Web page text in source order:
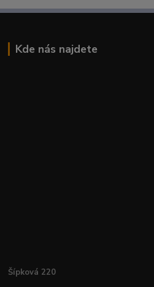
Kde nás najdete
Šípková 220